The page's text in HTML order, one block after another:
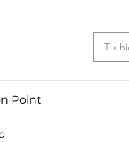
Point